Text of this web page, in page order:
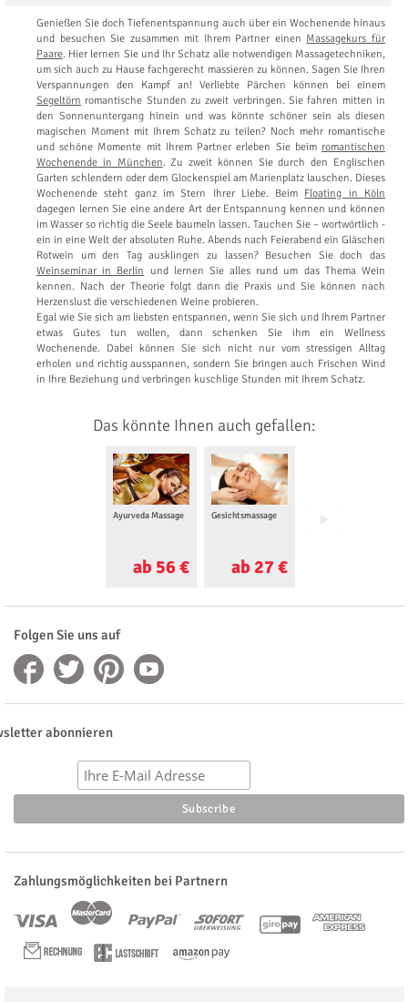
Genießen Sie doch Tiefenentspannung auch über ein Wochenende hinaus
und besuchen Sie zusammen mit Ihrem Partner einen Massagekurs für
Paare. Hier lernen Sie und Ihr Schatz alle notwendigen Massagetechniken,
um sich auch zu Hause fachgerecht massieren zu können. Sagen Sie Ihren
Verspannungen den Kampf an! Verliebte Pärchen können bei einem
Segeltörn romantische Stunden zu zweit verbringen. Sie fahren mitten in
den Sonnenuntergang hinein und was könnte schöner sein als diesen
magischen Moment mit Ihrem Schatz zu teilen? Noch mehr romantische
und schöne Momente mit Ihrem Partner erleben Sie beim romantischen
Wochenende in München. Zu zweit können Sie durch den Englischen
Garten schlendern oder dem Glockenspiel am Marienplatz lauschen. Dieses
Wochenende steht ganz im Stern Ihrer Liebe. Beim Floating in Köln
dagegen lernen Sie eine andere Art der Entspannung kennen und können
im Wasser so richtig die Seele baumeln lassen. Tauchen Sie – wortwörtlich -
ein in eine Welt der absoluten Ruhe. Abends nach Feierabend ein Gläschen
Rotwein um den Tag ausklingen zu lassen? Besuchen Sie doch das
Weinseminar in Berlin und lernen Sie alles rund um das Thema Wein
kennen. Nach der Theorie folgt dann die Praxis und Sie können nach
Herzenslust die verschiedenen Weine probieren.
Egal wie Sie sich am liebsten entspannen, wenn Sie sich und Ihrem Partner
etwas Gutes tun wollen, dann schenken Sie ihm ein Wellness
Wochenende. Dabei können Sie sich nicht nur vom stressigen Alltag
erholen und richtig ausspannen, sondern Sie bringen auch Frischen Wind
in Ihre Beziehung und verbringen kuschlige Stunden mit Ihrem Schatz.
Das könnte Ihnen auch gefallen:
Ayurveda Massage
ab 56 €
Gesichtsmassage
ab 27 €
Maniküre
Folgen Sie uns auf
abonnieren
Zahlungsmöglichkeiten bei Partnern